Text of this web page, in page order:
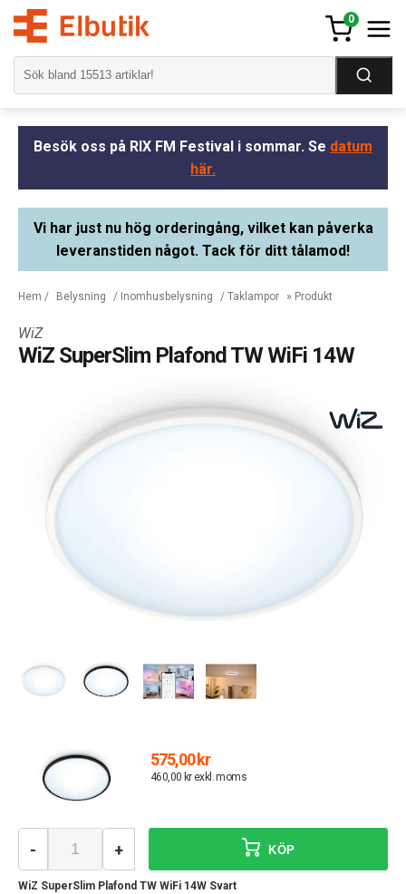
0
Besök oss på RIX FM Festival i sommar. Se datum
här.
Vi har just nu hög orderingång, vilket kan påverka
leveranstiden något. Tack för ditt tålamod!
Hem / Belysning / Inomhusbelysning / Taklampor » Produkt
WiZ
WiZ SuperSlim Plafond TW WiFi 14W
575,00 kr
460,00 kr exkl. moms
WiZ SuperSlim Plafond TW WiFi 14W Svart
- + KÖP